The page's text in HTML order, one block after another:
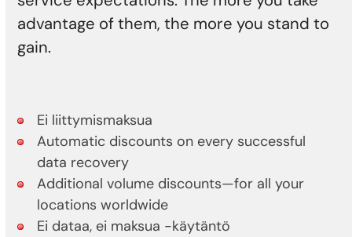
advantage of them, the more you stand to
gain.
Ei liittymismaksua
Automatic discounts on every successful
data recovery
Additional volume discounts—for all your
locations worldwide
Ei dataa, ei maksua -käytäntö